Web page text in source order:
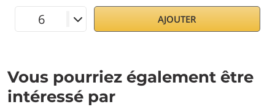
AJOUTER
Vous pourriez également être
intéressé par